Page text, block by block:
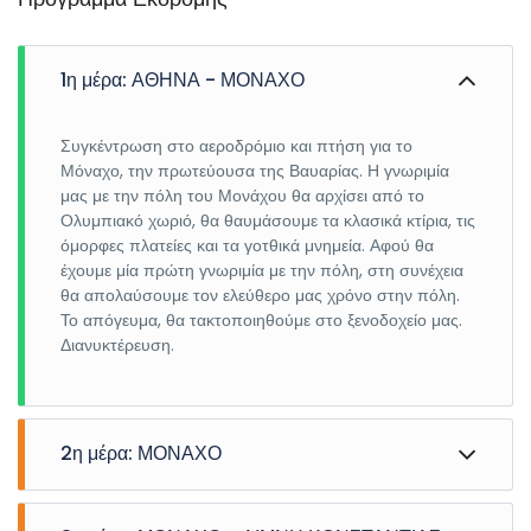
1η μέρα: ΑΘΗΝΑ - ΜΟΝΑΧΟ
Συγκέντρωση στο αεροδρόμιο και πτήση για το
Μόναχο, την πρωτεύουσα της Βαυαρίας. Η γνωριμία
μας με την πόλη του Μονάχου θα αρχίσει από το
Ολυμπιακό χωριό, θα θαυμάσουμε τα κλασικά κτίρια, τις
όμορφες πλατείες και τα γοτθικά μνημεία. Αφού θα
έχουμε μία πρώτη γνωριμία με την πόλη, στη συνέχεια
θα απολαύσουμε τον ελεύθερο μας χρόνο στην πόλη.
Το απόγευμα, θα τακτοποιηθούμε στο ξενοδοχείο μας.
Διανυκτέρευση.
2η μέρα: ΜΟΝΑΧΟ
Πρωινό στο ξενοδοχείο μας και πανοραμική περιήγηση
πόλης. Θα ξεκινήσουμε από την κεντρική πλατεία